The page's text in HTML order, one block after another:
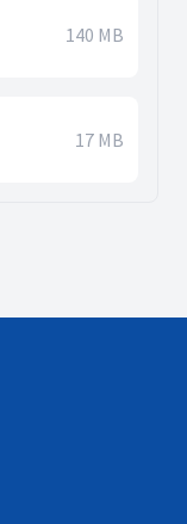
140 MB
17 MB